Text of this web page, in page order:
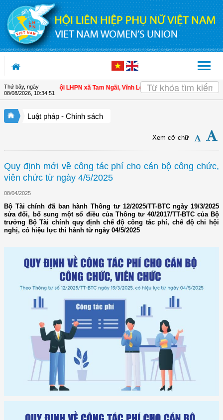
Truy cập nội dung luôn
Thứ bảy, ngày
08/08/2026, 10:34:52
hội viên | Hội LHPN xã Tam Ngãi, Vĩnh Long sơ kết công tác Hội và phong
Luật pháp - Chính sách
Xem cỡ chữ
Quy định mới về công tác phí cho cán bộ công chức,
viên chức từ ngày 4/5/2025
08/04/2025
Bộ Tài chính đã ban hành Thông tư 12/2025/TT-BTC ngày 19/3/2025
sửa đổi, bổ sung một số điều của Thông tư 40/2017/TT-BTC của Bộ
trưởng Bộ Tài chính quy định chế độ công tác phí, chế độ chi hội
nghị, có hiệu lực thi hành từ ngày 04/5/2025